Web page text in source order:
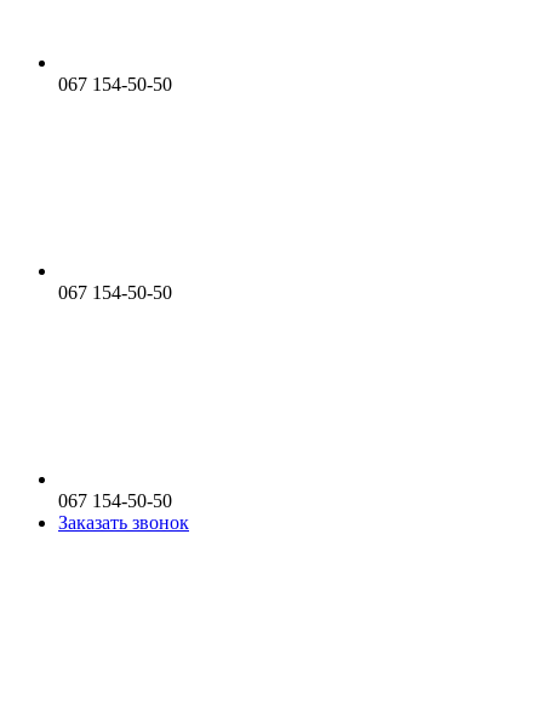
067 154-50-50
067 154-50-50
067 154-50-50
Заказать звонок